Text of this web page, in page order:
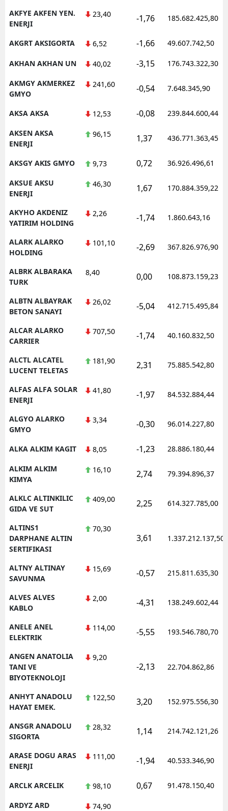
Muş
Nevşehir
Niğde
Sinop
Tokat
Şanlıurfa
Uşak
Zonguldak
Kırıkkale
Batman
Bartın
Yalova
Osmaniye
AKFYE AKFEN YEN.
ENERJI
23,40 -1,76 185.682.425,80
AKGRT AKSIGORTA 6,52 -1,66 49.607.742,50
AKHAN AKHAN UN 40,02 -3,15 176.743.322,30
AKMGY AKMERKEZ
GMYO
241,60 -0,54 7.648.345,90
AKSA AKSA 12,53 -0,08 239.844.600,44
AKSEN AKSA
ENERJI
96,15 1,37 436.771.363,45
AKSGY AKIS GMYO 9,73 0,72 36.926.496,61
AKSUE AKSU
ENERJI
46,30 1,67 170.884.359,22
AKYHO AKDENIZ
YATIRIM HOLDING
2,26 -1,74 1.860.643,16
ALARK ALARKO
HOLDING
101,10 -2,69 367.826.976,90
ALBRK ALBARAKA
TURK
8,40 0,00 108.873.159,23
ALBTN ALBAYRAK
BETON SANAYI
26,02 -5,04 412.715.495,84
ALCAR ALARKO
CARRIER
707,50 -1,74 40.160.832,50
ALCTL ALCATEL
LUCENT TELETAS
181,90 2,31 75.885.542,80
ALFAS ALFA SOLAR
ENERJI
41,80 -1,97 84.532.884,44
ALGYO ALARKO
GMYO
3,34 -0,30 96.014.227,80
ALKA ALKIM KAGIT 8,05 -1,23 28.886.180,44
ALKIM ALKIM
KIMYA
16,10 2,74 79.394.896,37
ALKLC ALTINKILIC
GIDA VE SUT
409,00 2,25 614.327.785,00
ALTINS1
DARPHANE ALTIN
SERTIFIKASI
70,30
3,61 1.337.212.137,50
ALTNY ALTINAY
SAVUNMA
15,69 -0,57 215.811.635,30
ALVES ALVES
KABLO
2,00 -4,31 138.249.602,44
ANELE ANEL
ELEKTRIK
114,00 -5,55 193.546.780,70
ANGEN ANATOLIA
TANI VE
BIYOTEKNOLOJI
9,20
-2,13 22.704.862,86
ANHYT ANADOLU
HAYAT EMEK.
122,50 3,20 152.975.556,30
ANSGR ANADOLU
SIGORTA
28,32 1,14 214.742.121,26
ARASE DOGU ARAS
ENERJI
111,00 -1,94 40.533.346,90
ARCLK ARCELIK 98,10 0,67 91.478.150,40
ARDYZ ARD
74,90